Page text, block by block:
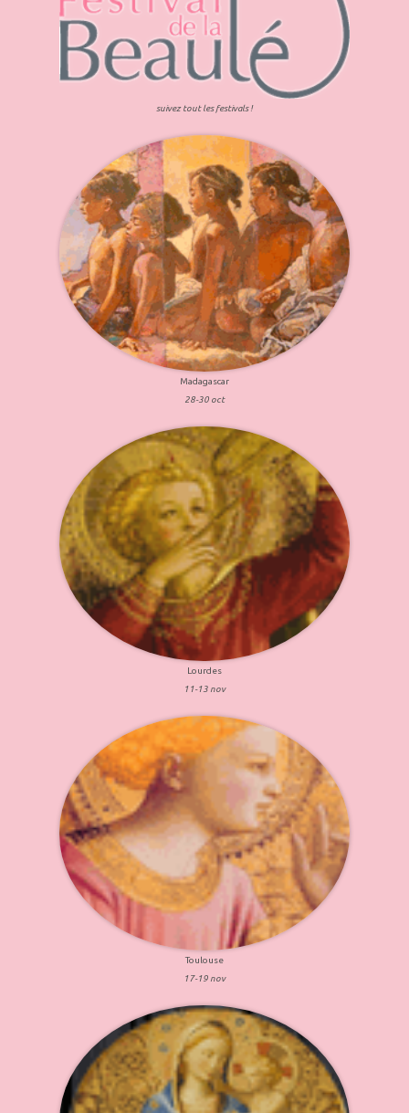
suivez tout les festivals !
Madagascar
28-30 oct
Lourdes
11-13 nov
Toulouse
17-19 nov